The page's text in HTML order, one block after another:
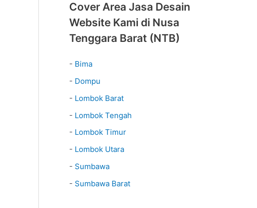
Cover Area Jasa Desain
Website Kami di Nusa
Tenggara Barat (NTB)
- Bima
- Dompu
- Lombok Barat
- Lombok Tengah
- Lombok Timur
- Lombok Utara
- Sumbawa
- Sumbawa Barat